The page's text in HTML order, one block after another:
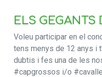
ELS GEGANTS
Voleu participar en el
tens menys de 12 anys i
dubtis i fes una de les
#capgrossos i/o